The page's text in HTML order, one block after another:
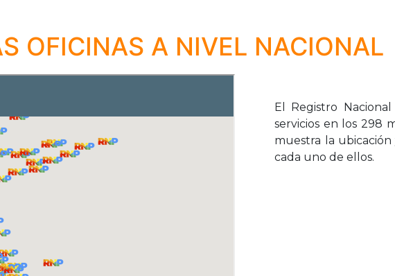
OFICINAS A NIVEL NACIONAL
El Registro
servicios en los 298
muestra la
cada uno de ellos.